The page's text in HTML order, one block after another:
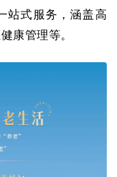
站式服务，涵盖高
康管理等。